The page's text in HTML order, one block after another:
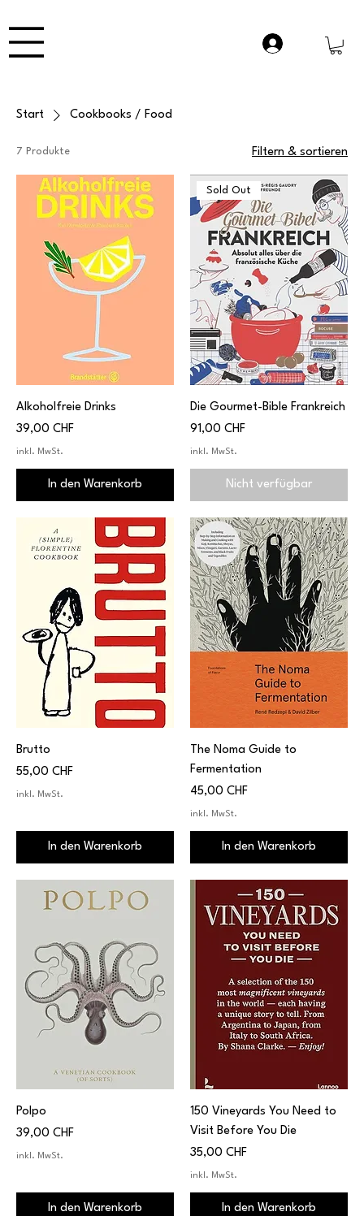
Start Cookbooks / Food
7 Produkte Filtern & sortieren
Alkoholfreie Drinks
Preis
39,00 CHF
inkl. MwSt.
In den Warenkorb
Sold Out
Die Gourmet-Bible Frankreich
Preis
91,00 CHF
inkl. MwSt.
Nicht verfügbar
Brutto
Preis
55,00 CHF
inkl. MwSt.
In den Warenkorb
The Noma Guide to
Fermentation
Preis
45,00 CHF
inkl. MwSt.
In den Warenkorb
Polpo
Preis
39,00 CHF
inkl. MwSt.
In den Warenkorb
150 Vineyards You Need to
Visit Before You Die
Preis
35,00 CHF
inkl. MwSt.
In den Warenkorb